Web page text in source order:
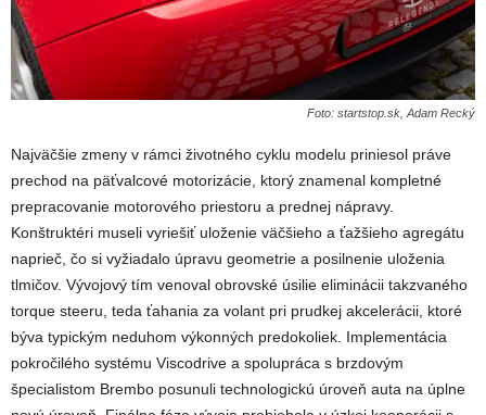
Foto: startstop.sk, Adam Recký
Najväčšie zmeny v rámci životného cyklu modelu priniesol práve
prechod na päťvalcové motorizácie, ktorý znamenal kompletné
prepracovanie motorového priestoru a prednej nápravy.
Konštruktéri museli vyriešiť uloženie väčšieho a ťažšieho agregátu
naprieč, čo si vyžiadalo úpravu geometrie a posilnenie uloženia
tlmičov. Vývojový tím venoval obrovské úsilie eliminácii takzvaného
torque steeru, teda ťahania za volant pri prudkej akcelerácii, ktoré
býva typickým neduhom výkonných predokoliek. Implementácia
pokročilého systému Viscodrive a spolupráca s brzdovým
špecialistom Brembo posunuli technologickú úroveň auta na úplne